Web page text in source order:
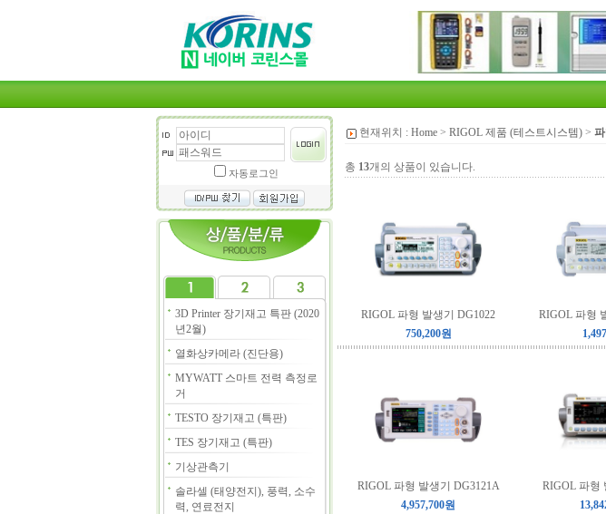
자동로그인
3D Printer 장기재고 특판 (2020
년2월)
열화상카메라 (진단용)
MYWATT 스마트 전력 측정로
거
TESTO 장기재고 (특판)
TES 장기재고 (특판)
기상관측기
솔라셀 (태양전지), 풍력, 소수
력, 연료전지
현재위치 : Home > RIGOL 제품 (테스트시스템) >
총 13개의 상품이 있습니다.
RIGOL 파형 발생기 DG1022
750,200원
RIGOL 파형
RIGOL 파형 발생기 DG3121A
4,957,700원
RIGOL 파형